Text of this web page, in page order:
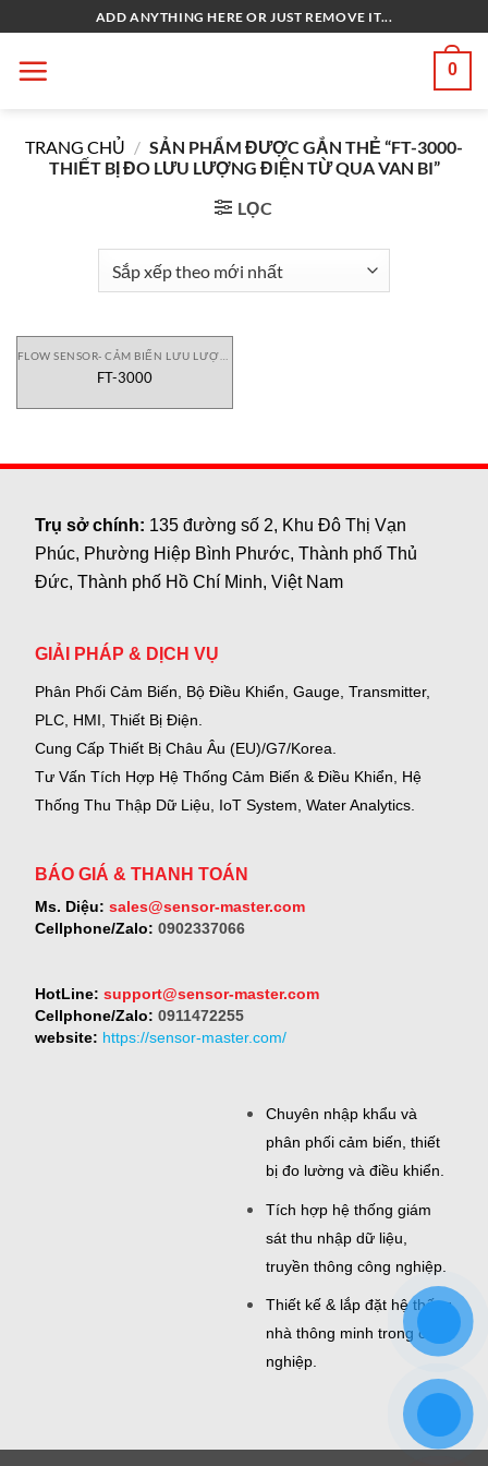
qua
nội
ADD ANYTHING HERE OR JUST REMOVE IT...
0
TRANG CHỦ / SẢN PHẨM ĐƯỢC GẮN THẺ “FT-3000-
THIẾT BỊ ĐO LƯU LƯỢNG ĐIỆN TỪ QUA VAN BI”
LỌC
FT-3000
Trụ sở chính: 135 đường số 2, Khu Đô Thị Vạn
Phúc, Phường Hiệp Bình Phước, Thành phố Thủ
Đức, Thành phố Hồ Chí Minh, Việt Nam
GIẢI PHÁP & DỊCH VỤ
Phân Phối Cảm Biến, Bộ Điều Khiển, Gauge, Transmitter,
PLC, HMI, Thiết Bị Điện.
Cung Cấp Thiết Bị Châu Âu (EU)/G7/Korea.
Tư Vấn Tích Hợp Hệ Thống Cảm Biến & Điều Khiển, Hệ
Thống Thu Thập Dữ Liệu, IoT System, Water Analytics.
BÁO GIÁ & THANH TOÁN
Ms. Diệu: sales@sensor-master.com
Cellphone/Zalo: 0902337066
HotLine: support@sensor-master.com
Cellphone/Zalo: 0911472255
website: https://sensor-master.com/
Chuyên nhập khẩu và
phân phối cảm biến, thiết
bị đo lường và điều khiển.
Tích hợp hệ thống giám
sát thu nhập dữ liệu,
truyền thông công nghiệp.
Thiết kế & lắp đặt hệ thống
nhà thông minh trong công
nghiệp.